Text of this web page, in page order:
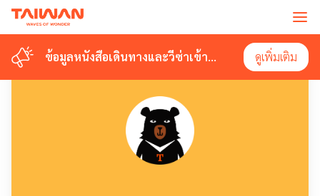
ข้อมูลหนังสือเดินทางและวีซ่าเข้า
ดูเพิ่มเติม
ข้อมูลหนังสือเดินทางและวีซ่าเข้า
ดูเพิ่มเติม